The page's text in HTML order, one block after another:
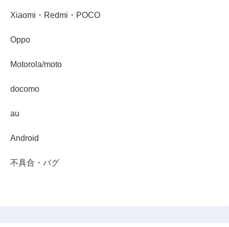
Xiaomi・Redmi・POCO
Oppo
Motorola/moto
docomo
au
Android
不具合・バグ